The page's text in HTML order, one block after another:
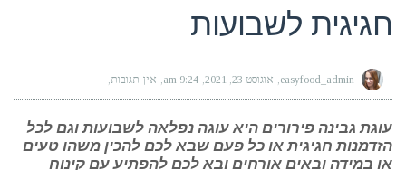
חגיגית לשבועות
easyfood_admin אוגוסט 23, 2021 9:24 am אין תגובות
עוגת גבינה פירורים היא עוגה נפלאה לשבועות וגם לכל
הזדמנות חגיגית או כל פעם שבא לכם להכין משהו טעים
או במידה ובאים אורחים ובא לכם להפתיע עם קינוח